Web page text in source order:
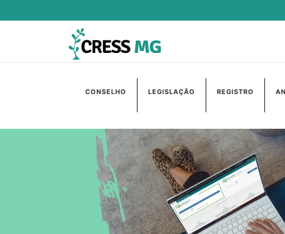
CONSELHO LEGISLAÇÃO REGISTRO